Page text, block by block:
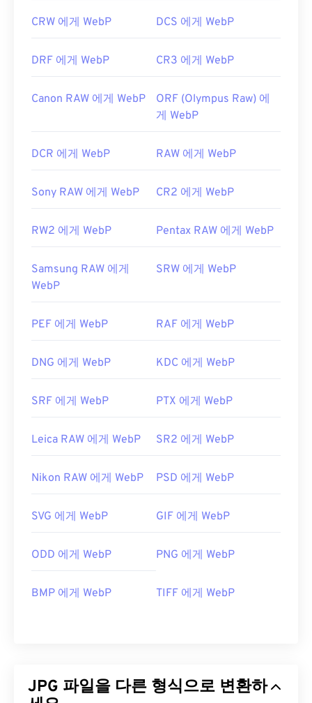
CRW 에게 WebP DCS 에게 WebP
DRF 에게 WebP CR3 에게 WebP
Canon RAW 에게 WebP
ORF (Olympus Raw) 에
게 WebP
DCR 에게 WebP RAW 에게 WebP
Sony RAW 에게 WebP CR2 에게 WebP
RW2 에게 WebP Pentax RAW 에게 WebP
Samsung RAW 에게
WebP
SRW 에게 WebP
PEF 에게 WebP RAF 에게 WebP
DNG 에게 WebP KDC 에게 WebP
SRF 에게 WebP PTX 에게 WebP
Leica RAW 에게 WebP SR2 에게 WebP
Nikon RAW 에게 WebP PSD 에게 WebP
SVG 에게 WebP GIF 에게 WebP
ODD 에게 WebP PNG 에게 WebP
BMP 에게 WebP TIFF 에게 WebP
JPG 파일을 다른 형식으로 변환하